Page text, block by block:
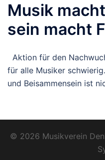
Musik
sein macht
Aktion für den
für alle Musiker
und Beisammensein ist
© 2026 Musikverein